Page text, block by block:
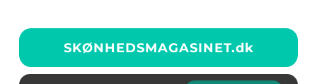
SKØNHEDSMAGASINET.dk